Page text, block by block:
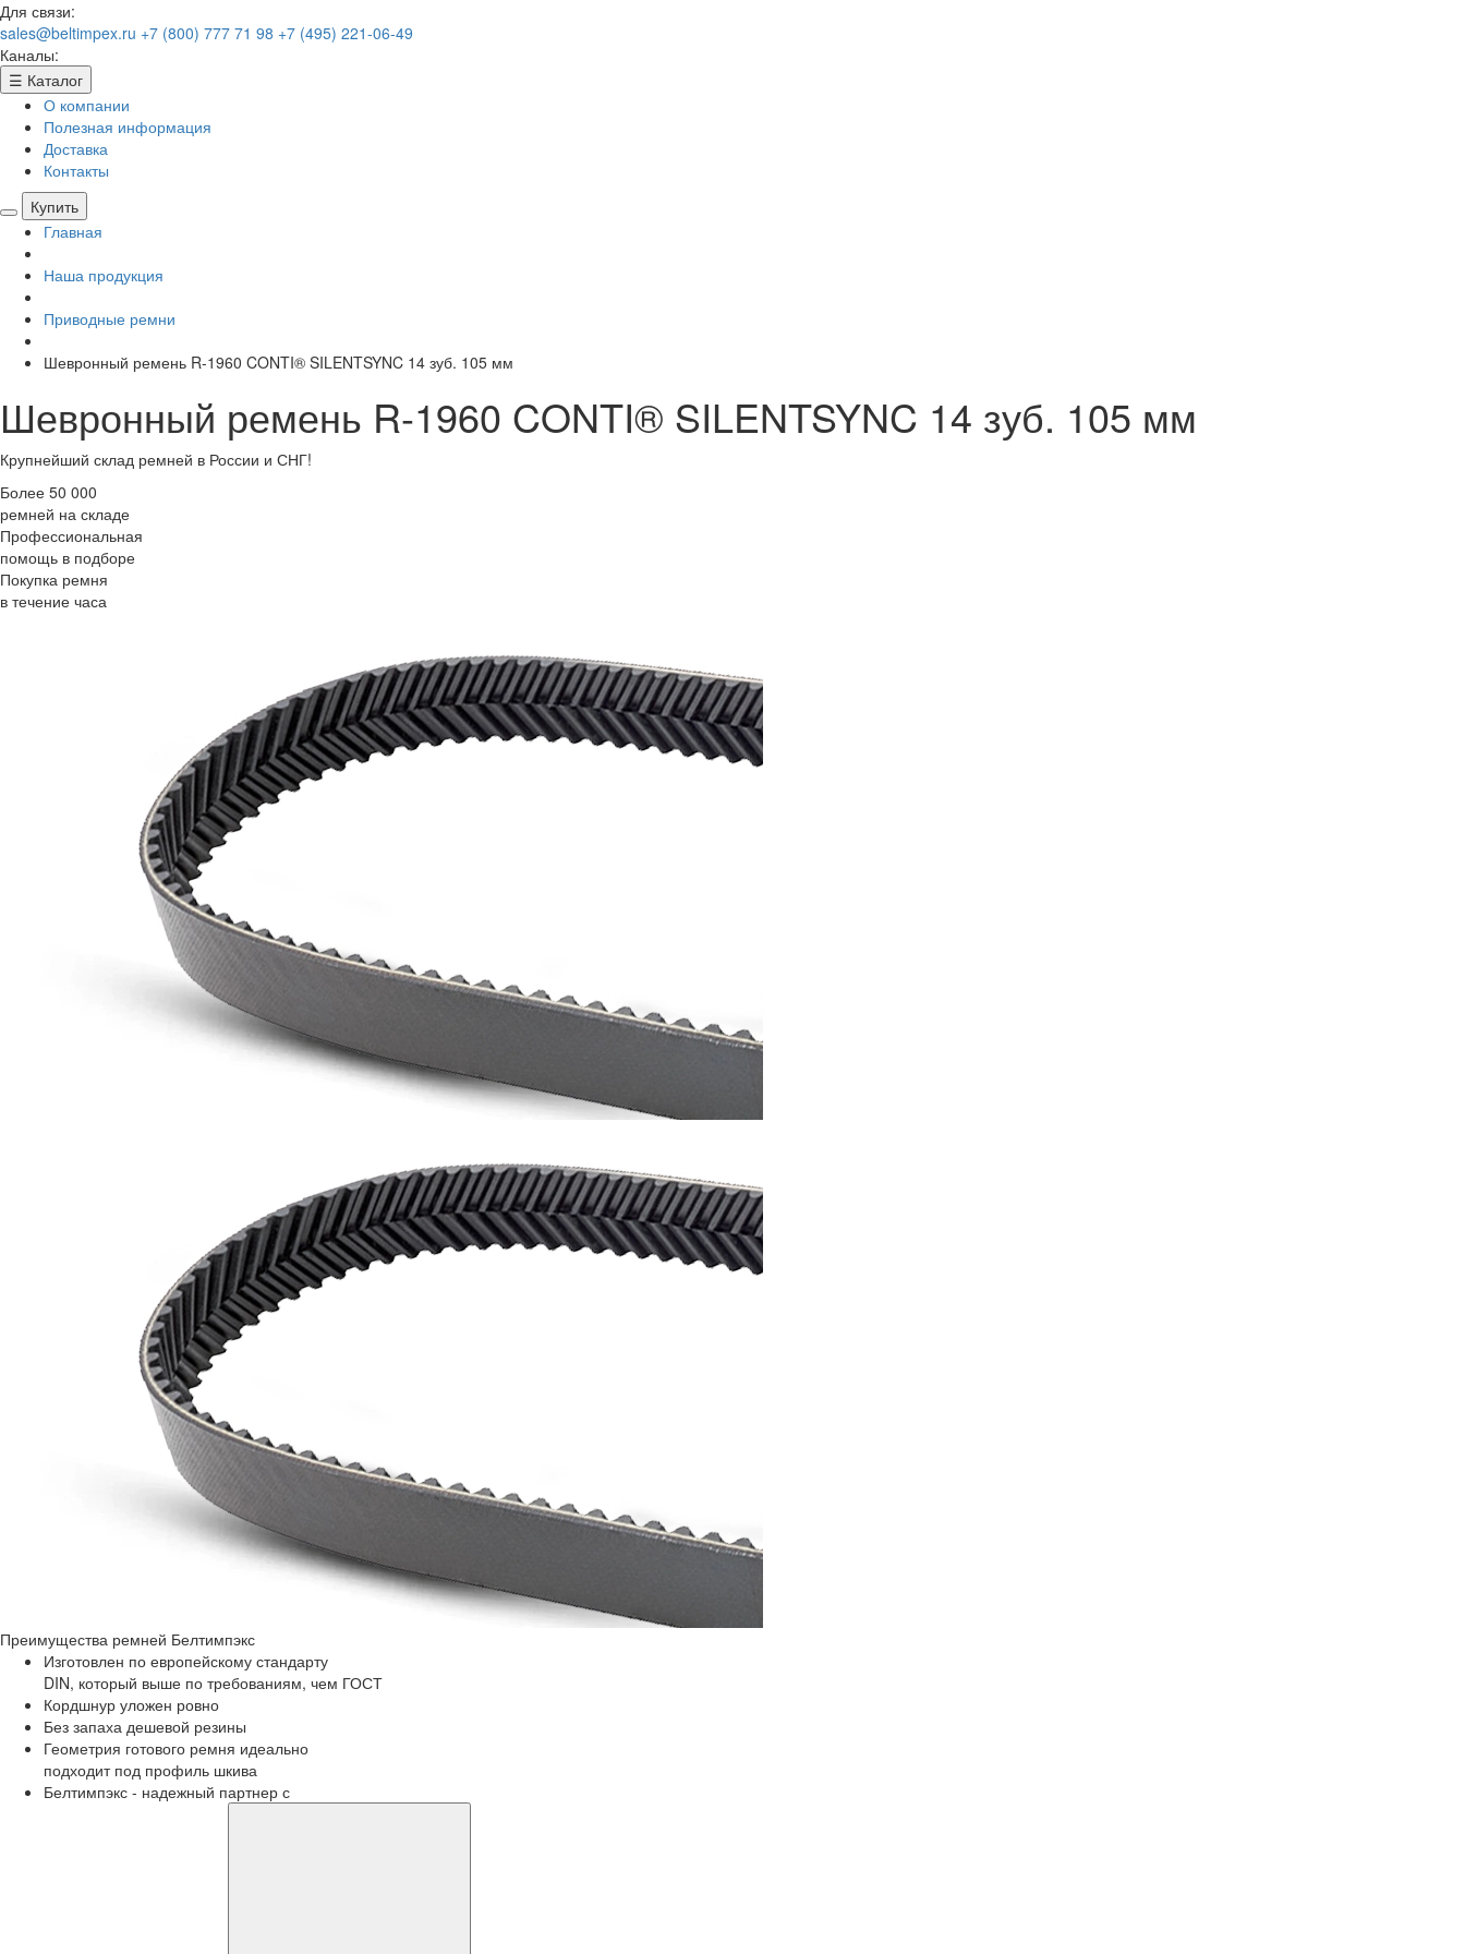
Для связи:
sales@beltimpex.ru +7 (800) 777 71 98 +7 (495) 221-06-49
Каналы:
☰ Каталог
О компании
Полезная информация
Доставка
Контакты
Купить
Главная
Наша продукция
Приводные ремни
Шевронный ремень R-1960 CONTI® SILENTSYNC 14 зуб. 105 мм
Шевронный ремень R-1960 CONTI® SILENTSYNC 14 зуб. 105 мм
Крупнейший склад ремней в России и СНГ!
Более 50 000
ремней на складе
Профессиональная
помощь в подборе
Покупка ремня
в течение часа
Преимущества ремней Белтимпэкс
Изготовлен по европейскому стандарту
DIN, который выше по требованиям, чем ГОСТ
Кордшнур уложен ровно
Без запаха дешевой резины
Геометрия готового ремня идеально
подходит под профиль шкива
Белтимпэкс - надежный партнер с